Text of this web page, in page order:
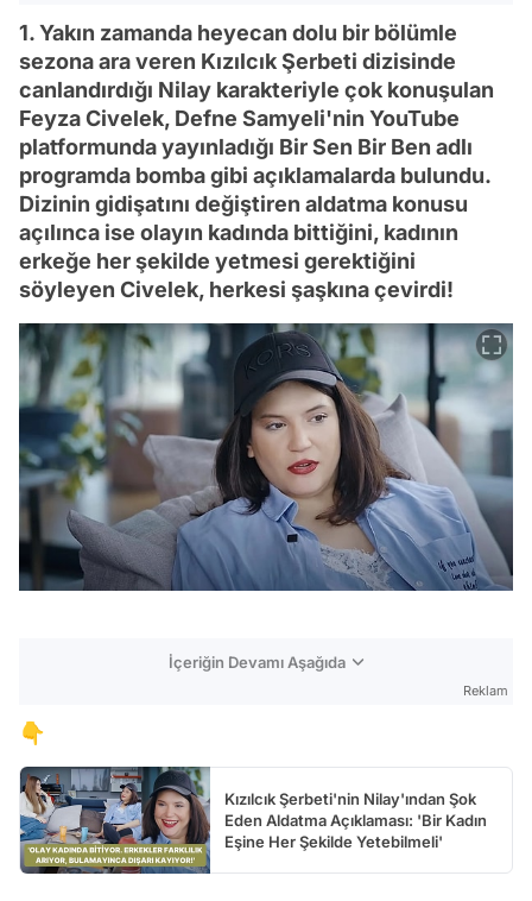
1. Yakın zamanda heyecan dolu bir bölümle
sezona ara veren Kızılcık Şerbeti dizisinde
canlandırdığı Nilay karakteriyle çok konuşulan
Feyza Civelek, Defne Samyeli'nin YouTube
platformunda yayınladığı Bir Sen Bir Ben adlı
programda bomba gibi açıklamalarda bulundu.
Dizinin gidişatını değiştiren aldatma konusu
açılınca ise olayın kadında bittiğini, kadının
erkeğe her şekilde yetmesi gerektiğini
söyleyen Civelek, herkesi şaşkına çevirdi!
İçeriğin Devamı Aşağıda
Reklam
👇
Kızılcık Şerbeti'nin Nilay'ından Şok
Eden Aldatma Açıklaması: 'Bir Kadın
Eşine Her Şekilde Yetebilmeli'